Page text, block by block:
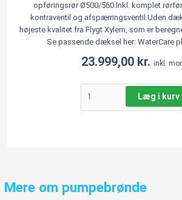
opføringsrør Ø500/560.Inkl. komplet
kontraventil og afspærringsventil.Uden
højeste kvalitet fra Flygt Xylem, som er
Se passende dæksel her: WaterCare
23.999,00 kr. inkl.
Læg i kurv
Mere om pumpebrønde